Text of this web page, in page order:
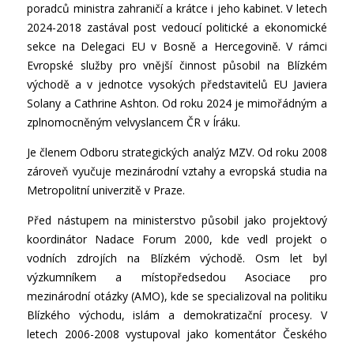
poradců ministra zahraničí a krátce i jeho kabinet. V letech
2024-2018 zastával post vedoucí politické a ekonomické
sekce na Delegaci EU v Bosně a Hercegovině. V rámci
Evropské služby pro vnější činnost působil na Blízkém
východě a v jednotce vysokých představitelů EU Javiera
Solany a Cathrine Ashton. Od roku 2024 je mimořádným a
zplnomocněným velvyslancem ČR v Íráku.
Je členem Odboru strategických analýz MZV. Od roku 2008
zároveň vyučuje mezinárodní vztahy a evropská studia na
Metropolitní univerzitě v Praze.
Před nástupem na ministerstvo působil jako projektový
koordinátor Nadace Forum 2000, kde vedl projekt o
vodních zdrojích na Blízkém východě. Osm let byl
výzkumníkem a místopředsedou Asociace pro
mezinárodní otázky (AMO), kde se specializoval na politiku
Blízkého východu, islám a demokratizační procesy. V
letech 2006-2008 vystupoval jako komentátor Českého